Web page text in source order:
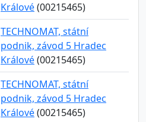
Králové(00215465)
TECHNOMAT, státní
podnik, závod 5 Hradec
Králové(00215465)
TECHNOMAT, státní
podnik, závod 5 Hradec
Králové(00215465)